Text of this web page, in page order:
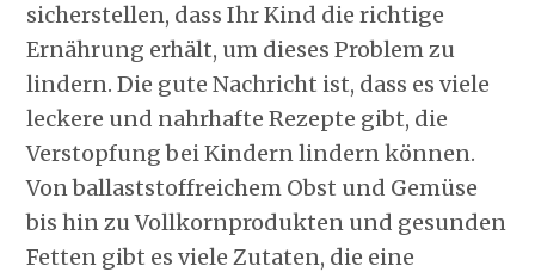
sicherstellen, dass Ihr Kind die richtige
Ernährung erhält, um dieses Problem zu
lindern. Die gute Nachricht ist, dass es viele
leckere und nahrhafte Rezepte gibt, die
Verstopfung bei Kindern lindern können.
Von ballaststoffreichem Obst und Gemüse
bis hin zu Vollkornprodukten und gesunden
Fetten gibt es viele Zutaten, die eine